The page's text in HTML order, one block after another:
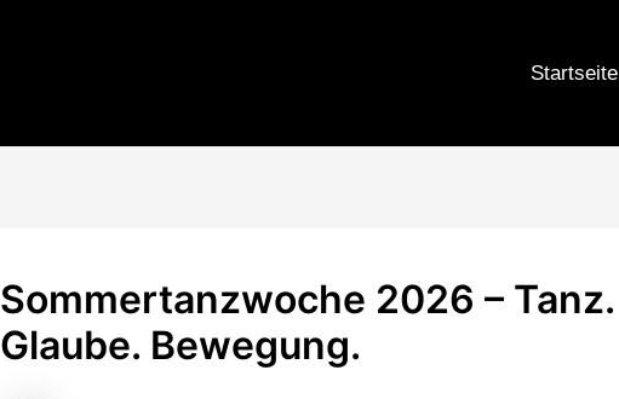
Startseite
Sommertanzwoche 2026 – Tanz.
Glaube. Bewegung.